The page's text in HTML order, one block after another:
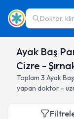
Doktor,
Ayak Baş
Cizre -
Toplam 3 Ayak
yapan doktor -